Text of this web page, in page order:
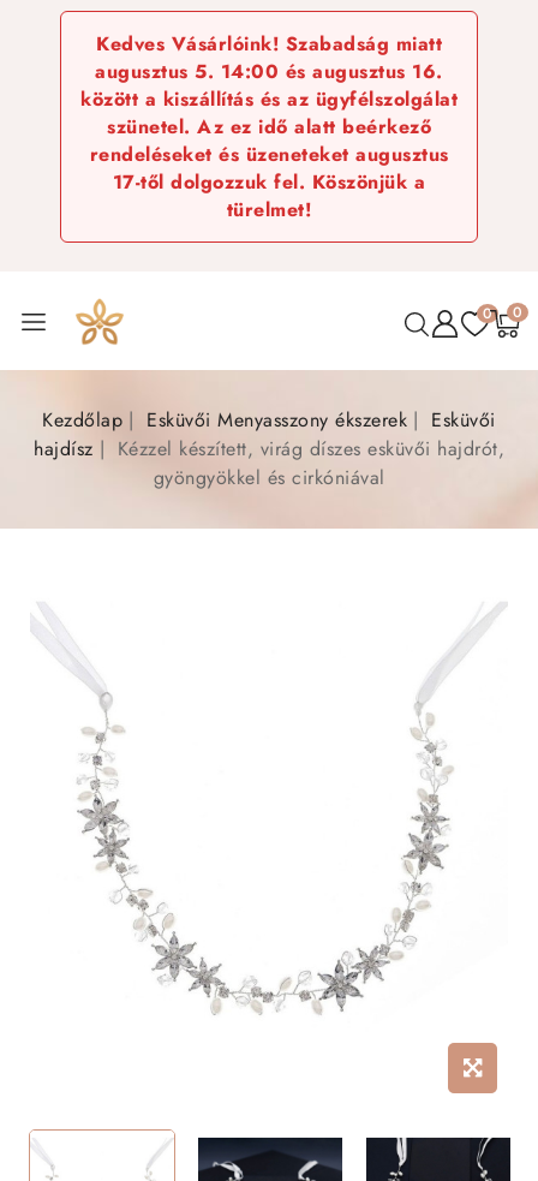
Kedves Vásárlóink! Szabadság miatt
augusztus 5. 14:00 és augusztus 16.
között a kiszállítás és az ügyfélszolgálat
szünetel. Az ez idő alatt beérkező
rendeléseket és üzeneteket augusztus
17-től dolgozzuk fel. Köszönjük a
türelmet!
0 0
Kezdőlap Esküvői Menyasszony ékszerek
Esküvői
hajdísz
Kézzel készített, virág díszes esküvői hajdrót,
gyöngyökkel és cirkóniával